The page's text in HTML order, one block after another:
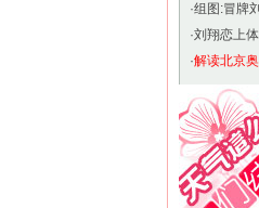
·组图:冒牌
·刘翔恋上
·解读北京